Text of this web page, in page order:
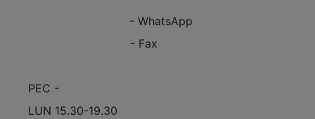
- WhatsApp
- Fax
PEC -
LUN 15.30-19.30